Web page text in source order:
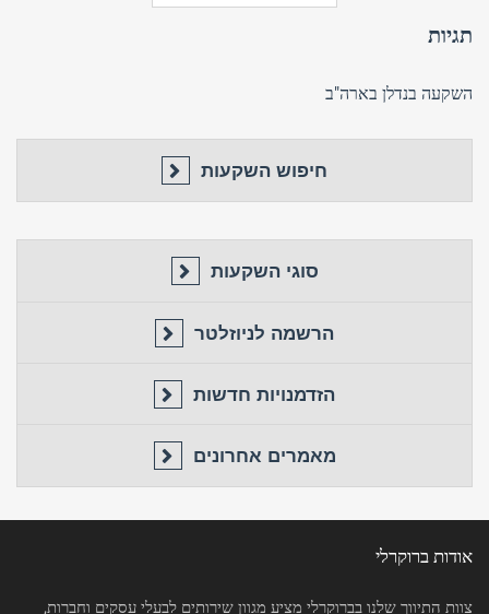
תגיות
השקעה בנדלן בארה"ב
חיפוש השקעות
סוגי השקעות
הרשמה לניוזלטר
הזדמנויות חדשות
מאמרים אחרונים
אודות ברוקרלי
צוות התיווך שלנו בברוקרלי מציע מגוון שירותים לבעלי עסקים וחברות,